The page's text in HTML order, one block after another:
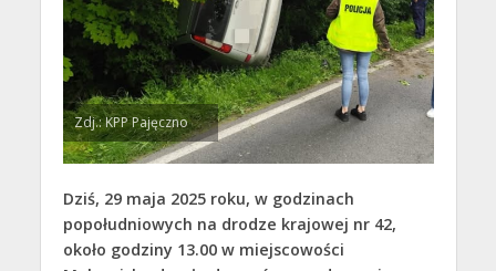
Zdj.: KPP Pajęczno
Dziś, 29 maja 2025 roku, w godzinach
popołudniowych na drodze krajowej nr 42,
około godziny 13.00 w miejscowości